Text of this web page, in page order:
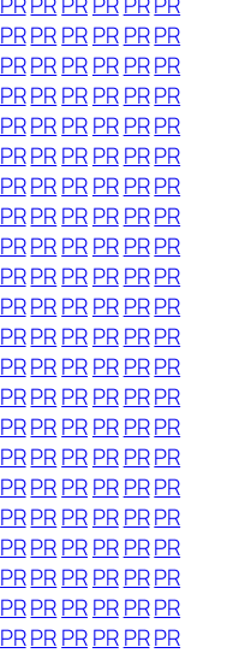
PRPRPRPR PRPR
PRPRPRPR PRPR
PRPRPRPR PRPR
PRPRPRPR PRPR
PRPRPRPR PRPR
PRPRPRPR PRPR
PRPRPRPR PRPR
PRPRPRPR PRPR
PRPRPRPR PRPR
PRPRPRPR PRPR
PRPRPRPR PRPR
PRPRPRPR PRPR
PRPRPRPR PRPR
PRPRPRPR PRPR
PRPRPRPR PRPR
PRPRPRPR PRPR
PRPRPRPR PRPR
PRPRPRPR PRPR
PRPRPRPR PRPR
PRPRPRPR PRPR
PRPRPRPR PRPR